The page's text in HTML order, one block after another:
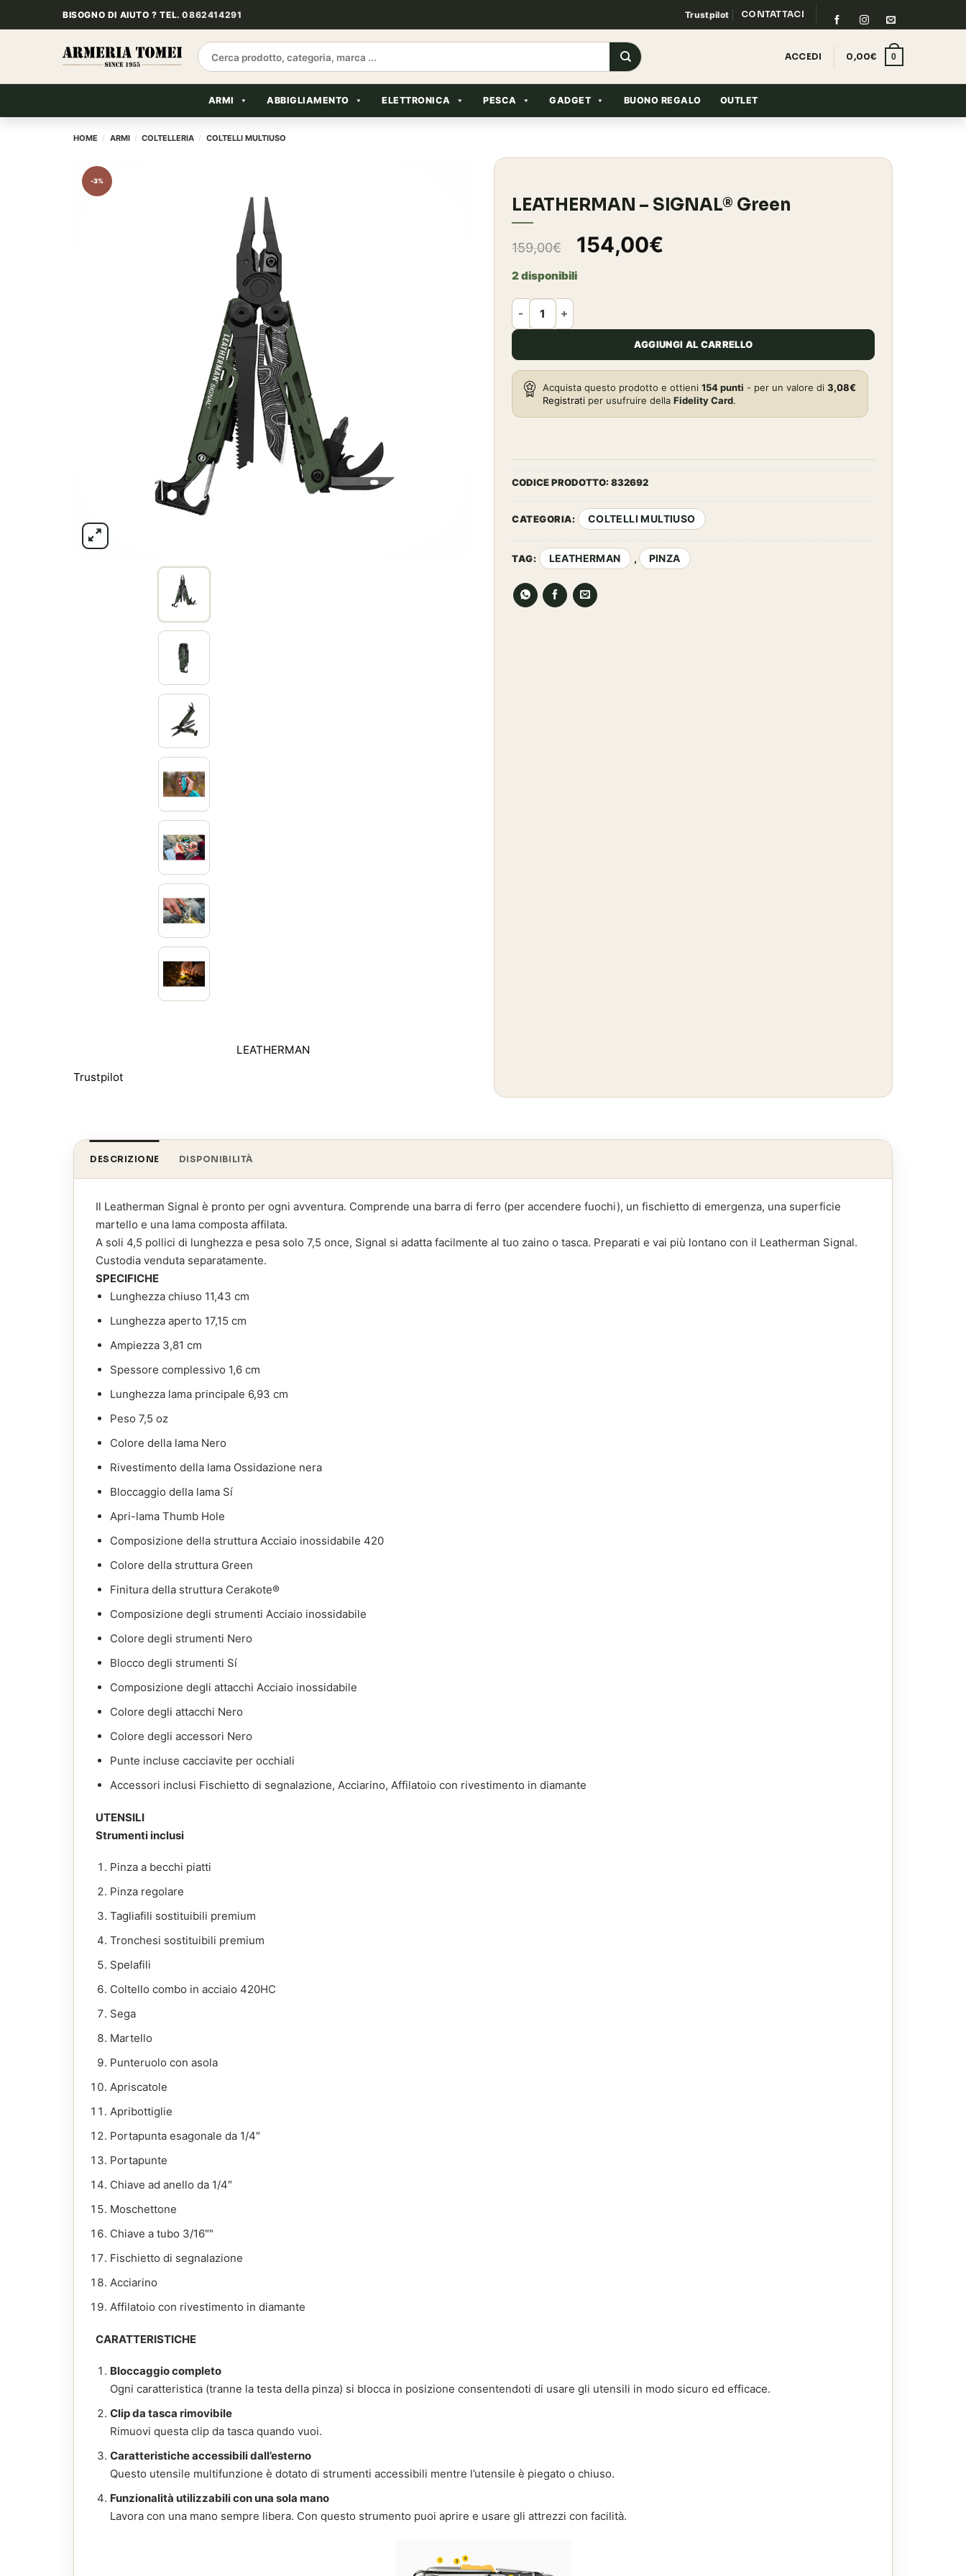
BISOGNO DI AIUTO ? TEL.0862414291 Trustpilot CONTATTACI
Cerca:
ACCEDI 0,00€ 0
ARMI ABBIGLIAMENTO ELETTRONICA PESCA GADGET BUONO REGALO OUTLET
HOME / ARMI / COLTELLERIA / COLTELLI MULTIUSO
-3%
LEATHERMAN
Trustpilot
LEATHERMAN – SIGNAL® Green
159,00€
Il
prezzo
159,00€.
154,00€
154,00€.
2 disponibili
LEATHERMAN - SIGNAL® Green quantità
AGGIUNGI AL CARRELLO
Acquista questo prodotto e ottieni 154punti - per un valore di 3,08€
Registrati per usufruire della Fidelity Card.
CODICE PRODOTTO:832692
CATEGORIA: COLTELLI MULTIUSO
TAG: LEATHERMAN , PINZA
DESCRIZIONE DISPONIBILITÀ
Il Leatherman Signal è pronto per ogni avventura. Comprende una barra di ferro (per accendere fuochi), un fischietto di emergenza, una superficie
martello e una lama composta affilata.
A soli 4,5 pollici di lunghezza e pesa solo 7,5 once, Signal si adatta facilmente al tuo zaino o tasca. Preparati e vai più lontano con il Leatherman Signal.
Custodia venduta separatamente.
SPECIFICHE
Lunghezza chiuso 11,43 cm
Lunghezza aperto 17,15 cm
Ampiezza 3,81 cm
Spessore complessivo 1,6 cm
Lunghezza lama principale 6,93 cm
Peso 7,5 oz
Colore della lama Nero
Rivestimento della lama Ossidazione nera
Bloccaggio della lama Sí
Apri-lama Thumb Hole
Composizione della struttura Acciaio inossidabile 420
Colore della struttura Green
Finitura della struttura Cerakote®
Composizione degli strumenti Acciaio inossidabile
Colore degli strumenti Nero
Blocco degli strumenti Sí
Composizione degli attacchi Acciaio inossidabile
Colore degli attacchi Nero
Colore degli accessori Nero
Punte incluse cacciavite per occhiali
Accessori inclusi Fischietto di segnalazione, Acciarino, Affilatoio con rivestimento in diamante
UTENSILI
Strumenti inclusi
Pinza a becchi piatti
Pinza regolare
Tagliafili sostituibili premium
Tronchesi sostituibili premium
Spelafili
Coltello combo in acciaio 420HC
Sega
Martello
Punteruolo con asola
Apriscatole
Apribottiglie
Portapunta esagonale da 1/4″
Portapunte
Chiave ad anello da 1/4″
Moschettone
Chiave a tubo 3/16″″
Fischietto di segnalazione
Acciarino
Affilatoio con rivestimento in diamante
CARATTERISTICHE
Bloccaggio completo
Ogni caratteristica (tranne la testa della pinza) si blocca in posizione consentendoti di usare gli utensili in modo sicuro ed efficace.
Clip da tasca rimovibile
Rimuovi questa clip da tasca quando vuoi.
Caratteristiche accessibili dall’esterno
Questo utensile multifunzione è dotato di strumenti accessibili mentre l’utensile è piegato o chiuso.
Funzionalità utilizzabili con una sola mano
Lavora con una mano sempre libera. Con questo strumento puoi aprire e usare gli attrezzi con facilità.